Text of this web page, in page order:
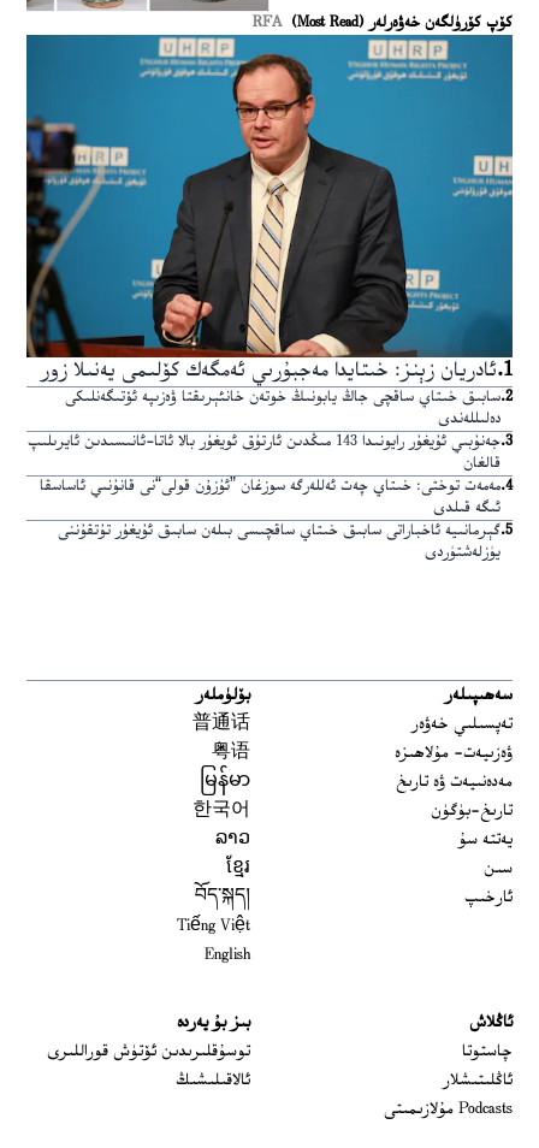
كۆپ كۆرۈلگەن خەۋەرلەر (Most Read) RFA
1
.ئادريان زېنز: خىتايدا مەجبۇرىي ئەمگەك كۆلىمى يەنىلا زور
2
.سابىق خىتاي ساقچى جاڭ يابونىڭ خوتەن خانئېرىقتا ۋەزىپە ئۆتىگەنلىكى
دەلىللەندى
3
.
جەنۇبىي ئۇيغۇر رايونىدا 143 مىڭدىن ئارتۇق ئويغۇر بالا ئاتا-ئانىسىدىن ئايرىلىپ
قالغان
4
.مەمەت توختى: خىتاي چەت ئەللەرگە سوزغان ”ئۇزۇن قولى“نى قانۇنىي ئاساسقا
ئىگە قىلدى
5
.گېرمانىيە ئاخباراتى سابىق خىتاي ساقچىسى بىلەن سابىق ئۇيغۇر تۇتقۇننى
يۈزلەشتۈردى
سەھىپىلەر
تەپسىلىي خەۋەر
ۋەزىيەت- مۇلاھىزە
مەدەنىيەت ۋە تارىخ
تارىخ-بۈگۈن
يەتتە سۇ
سىن
ئارخىپ
بۆلۈملەر
普通话
粤语
မြန်မာ
한국어
ລາວ
ខ្មែរ
བོད་སྐད།
Tiếng Việt
English
ئاڭلاش
چاستوتا
ئاڭلىتىشلار
Podcasts مۇلازىمىتى
بىز بۇ يەردە
توسۇقلىرىدىن ئۆتۈش قوراللىرى
ئالاقىلىشىڭ